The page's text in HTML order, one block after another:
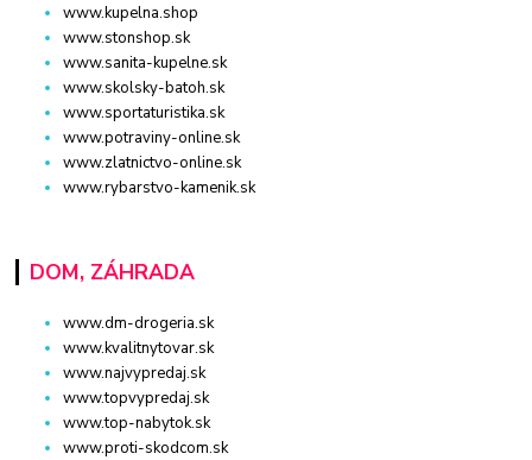
www.kupelna.shop
www.stonshop.sk
www.sanita-kupelne.sk
www.skolsky-batoh.sk
www.sportaturistika.sk
www.potraviny-online.sk
www.zlatnictvo-online.sk
www.rybarstvo-kamenik.sk
DOM, ZÁHRADA
www.dm-drogeria.sk
www.kvalitnytovar.sk
www.najvypredaj.sk
www.topvypredaj.sk
www.top-nabytok.sk
www.proti-skodcom.sk